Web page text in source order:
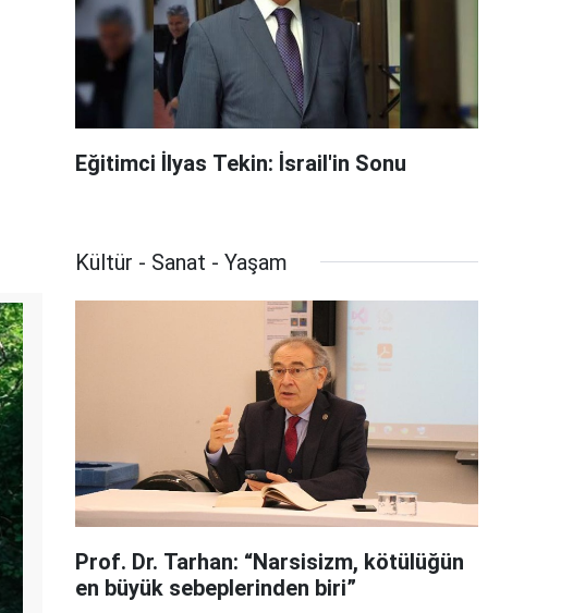
Eğitimci İlyas Tekin: İsrail'in Sonu
Kültür - Sanat - Yaşam
Prof. Dr. Tarhan: “Narsisizm, kötülüğün
en büyük sebeplerinden biri”